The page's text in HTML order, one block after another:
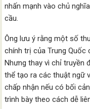
nhấn mạnh vào chủ
cầu.
Ông lưu ý rằng một số
chính trị của Trung Quốc
Nhưng thay vì chỉ truyền
thể tạo ra các thuật ngữ
chấp nhận nếu có bối
trình bày theo cách dễ